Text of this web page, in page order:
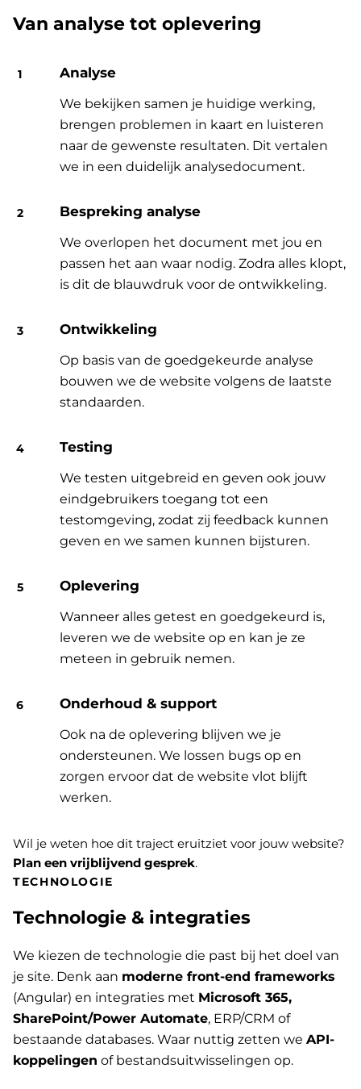
Van analyse tot oplevering
Analyse
We bekijken samen je huidige werking,
brengen problemen in kaart en luisteren
naar de gewenste resultaten. Dit vertalen
we in een duidelijk analysedocument.
Bespreking analyse
We overlopen het document met jou en
passen het aan waar nodig. Zodra alles klopt,
is dit de blauwdruk voor de ontwikkeling.
Ontwikkeling
Op basis van de goedgekeurde analyse
bouwen we de website volgens de laatste
standaarden.
Testing
We testen uitgebreid en geven ook jouw
eindgebruikers toegang tot een
testomgeving, zodat zij feedback kunnen
geven en we samen kunnen bijsturen.
Oplevering
Wanneer alles getest en goedgekeurd is,
leveren we de website op en kan je ze
meteen in gebruik nemen.
Onderhoud & support
Ook na de oplevering blijven we je
ondersteunen. We lossen bugs op en
zorgen ervoor dat de website vlot blijft
werken.
Wil je weten hoe dit traject eruitziet voor jouw website?
Plan een vrijblijvend gesprek.
TECHNOLOGIE
Technologie & integraties
We kiezen de technologie die past bij het doel van
je site. Denk aan moderne front-end frameworks
(Angular) en integraties met Microsoft 365,
SharePoint/Power Automate, ERP/CRM of
bestaande databases. Waar nuttig zetten we API-
koppelingen of bestandsuitwisselingen op.